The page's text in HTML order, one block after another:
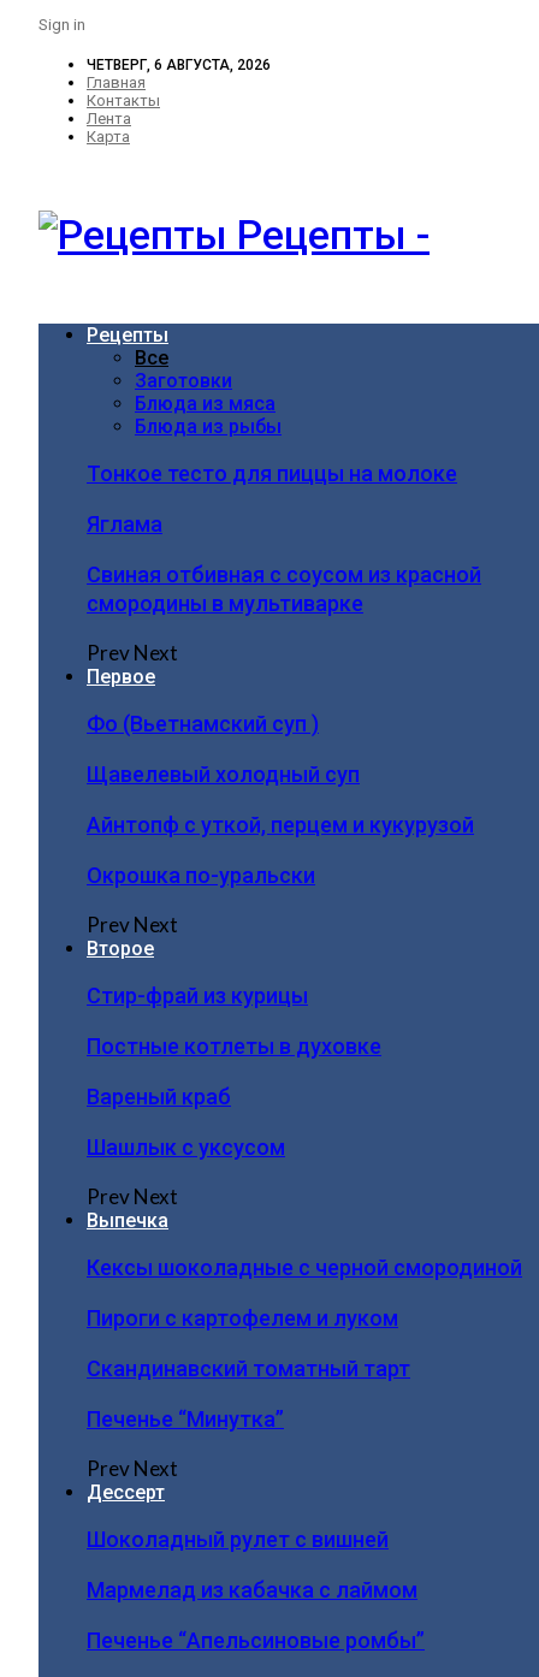
Sign in
ЧЕТВЕРГ, 6 АВГУСТА, 2026
Главная
Контакты
Лента
Карта
Рецепты -
Рецепты
Все
Заготовки
Блюда из мяса
Блюда из рыбы
Тонкое тесто для пиццы на молоке
Яглама
Свиная отбивная с соусом из красной
смородины в мультиварке
PrevNext
Первое
Фо (Вьетнамский суп )
Щавелевый холодный суп
Айнтопф с уткой, перцем и кукурузой
Окрошка по-уральски
PrevNext
Второе
Стир-фрай из курицы
Постные котлеты в духовке
Вареный краб
Шашлык с уксусом
PrevNext
Выпечка
Кексы шоколадные с черной смородиной
Пироги c картофелем и луком
Скандинавский томатный тарт
Печенье “Минутка”
PrevNext
Дессерт
Шоколадный рулет с вишней
Мармелад из кабачка с лаймом
Печенье “Апельсиновые ромбы”